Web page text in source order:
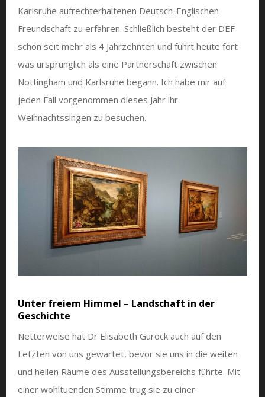
Karlsruhe aufrechterhaltenen Deutsch-Englischen
Freundschaft zu erfahren. Schließlich besteht der DEF
schon seit mehr als 4 Jahrzehnten und führt heute fort
was ursprünglich als eine Partnerschaft zwischen
Nottingham und Karlsruhe begann. Ich habe mir auf
jeden Fall vorgenommen dieses Jahr ihr
Weihnachtssingen zu besuchen.
Unter freiem Himmel – Landschaft in der
Geschichte
Netterweise hat Dr Elisabeth Gurock auch auf den
Letzten von uns gewartet, bevor sie uns in die weiten
und hellen Räume des Ausstellungsbereichs führte. Mit
einer wohltuenden Stimme trug sie zu einer